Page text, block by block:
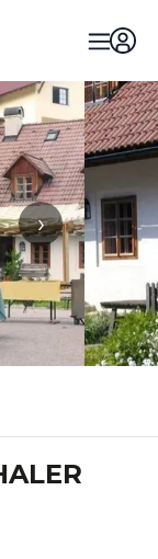
›